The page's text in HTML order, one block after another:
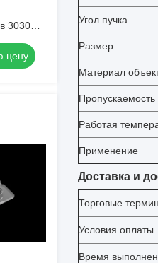
3030
цену
Угол пучка
Размер
Материал
Пропускаемость
Работая
Применение
Доставка и
Торговые
Условия оплаты
Время